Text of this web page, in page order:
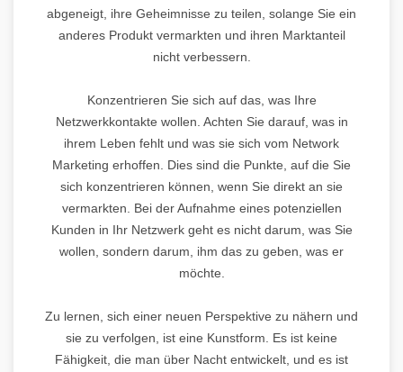
abgeneigt, ihre Geheimnisse zu teilen, solange Sie ein
anderes Produkt vermarkten und ihren Marktanteil
nicht verbessern.
Konzentrieren Sie sich auf das, was Ihre
Netzwerkkontakte wollen. Achten Sie darauf, was in
ihrem Leben fehlt und was sie sich vom Network
Marketing erhoffen. Dies sind die Punkte, auf die Sie
sich konzentrieren können, wenn Sie direkt an sie
vermarkten. Bei der Aufnahme eines potenziellen
Kunden in Ihr Netzwerk geht es nicht darum, was Sie
wollen, sondern darum, ihm das zu geben, was er
möchte.
Zu lernen, sich einer neuen Perspektive zu nähern und
sie zu verfolgen, ist eine Kunstform. Es ist keine
Fähigkeit, die man über Nacht entwickelt, und es ist